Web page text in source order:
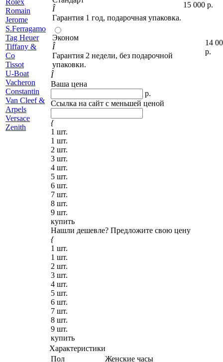
Rolex
Romain
Jerome
S.Ferragamo
Tag Heuer
Tiffany &
Co
Tissot
U-Boat
Vacheron
Constantin
Van Cleef &
Arpels
Versace
Zenith
Î
Гарантия 1 год, подарочная упаковка.
15 000 р.
Эконом
Î
Гарантия 2 недели, без подарочной
упаковки.
14
р.
Î
Ваша цена
р.
Ссылка на сайт с меньшей ценой
{
1 шт.
1 шт.
2 шт.
3 шт.
4 шт.
5 шт.
6 шт.
7 шт.
8 шт.
9 шт.
купить
Нашли дешевле? Предложите свою цену
{
1 шт.
1 шт.
2 шт.
3 шт.
4 шт.
5 шт.
6 шт.
7 шт.
8 шт.
9 шт.
купить
Характеристики
Пол
Женские часы